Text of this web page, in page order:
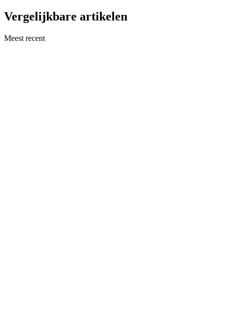
Vergelijkbare artikelen
Meest recent